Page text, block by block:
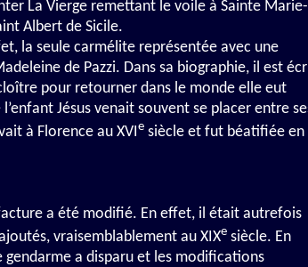
La Vierge remettant le voile à Sainte Marie-
Albert de Sicile.
la seule carmélite représentée avec une
de Pazzi. Dans sa biographie, il est
pour retourner dans le monde elle eut
Jésus venait souvent se placer entre
à Florence au XVIesiècle et fut béatifiée en
a été modifié. En effet, il était autrefois
vraisemblablement au XIXesiècle. En
gendarme a disparu et les modifications